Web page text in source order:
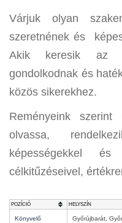
Várjuk olyan
szeretnének és
Akik keresik az
gondolkodnak és
közös sikerekhez.
Reményeink
olvassa,
képességekkel
célkitűzéseivel,
POZÍCIÓ HELYSZÍN
Könyvelő
Győrújbarát,